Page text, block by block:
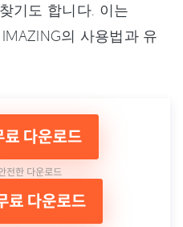
기도 합니다. 이는
의 사용법과 유